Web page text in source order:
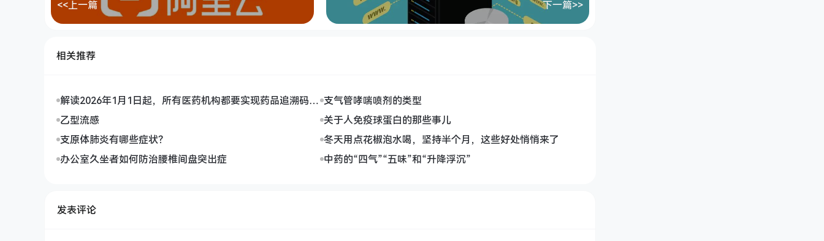
<<上一篇
下一篇>>
相关推荐
解读2026年1月1日起，所有医药机构都要实现药品追溯码全
量采集上传
支气管哮喘喷剂的类型
乙型流感
关于人免疫球蛋白的那些事儿
支原体肺炎有哪些症状？
冬天用点花椒泡水喝，坚持半个月，这些好处悄悄来了
办公室久坐者如何防治腰椎间盘突出症
中药的“四气”“五味”和“升降浮沉”
发表评论